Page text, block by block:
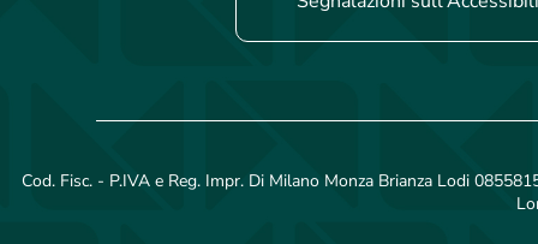
Cod. Fisc. - P.IVA e Reg. Impr. Di Milano Monza Brianza Lodi